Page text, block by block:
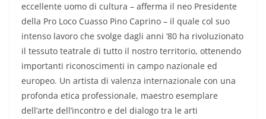
eccellente uomo di cultura – afferma il neo Presidente
della Pro Loco Cuasso Pino Caprino – il quale col suo
intenso lavoro che svolge dagli anni ‘80 ha rivoluzionato
il tessuto teatrale di tutto il nostro territorio, ottenendo
importanti riconoscimenti in campo nazionale ed
europeo. Un artista di valenza internazionale con una
profonda etica professionale, maestro esemplare
dell’arte dell’incontro e del dialogo tra le arti